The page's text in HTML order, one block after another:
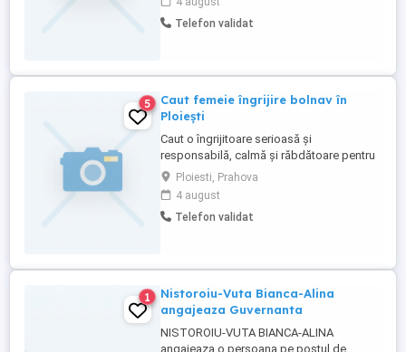
pana vineri, uneori si in week-end. Tarif
estimativ 25-35 lei pe ora.
Telefon validat
5
Caut femeie îngrijire bolnav în
Ploiești
Caut o îngrijitoare serioasă și
responsabilă, calmă și răbdătoare pentru
o persoană vârstnică nedeplasabilă.
Atribuții: Ajutor pentru igienă și folosirea
toaletei mobile, servirea meselor,
administrarea medicamentelor conform
Ploiesti, Prahova
4 august
Telefon validat
1
Nistoroiu-Vuta Bianca-Alina
angajeaza Guvernanta
NISTOROIU-VUTA BIANCA-ALINA
angajeaza o persoana pe postul de